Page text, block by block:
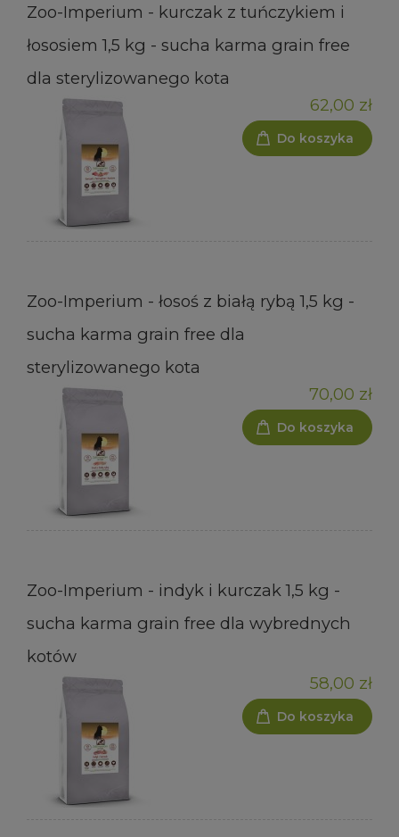
Zoo-Imperium - kurczak z tuńczykiem i
łososiem 1,5 kg - sucha karma grain free
dla sterylizowanego kota
62,00 zł
Do koszyka
Zoo-Imperium - łosoś z białą rybą 1,5 kg -
sucha karma grain free dla
sterylizowanego kota
70,00 zł
Do koszyka
Zoo-Imperium - indyk i kurczak 1,5 kg -
sucha karma grain free dla wybrednych
kotów
58,00 zł
Do koszyka